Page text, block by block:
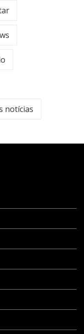
notícias